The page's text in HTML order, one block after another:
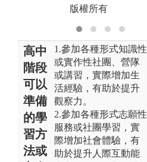
版權所有
高中
階段
可以
準備
的學
習方
法或
1.參加各種形式知識性
或實作性社團、營隊
或講習，實際增加生
活經驗，有助於提升
觀察力。
2.參加各種形式志願性
服務或社團學習，實
際增加社會體驗，有
助於提升人際互動能